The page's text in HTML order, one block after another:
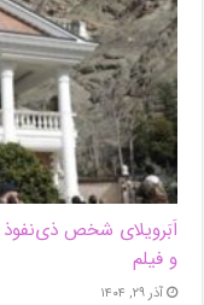
اَبَر‌ویلای شخص
و فیلم
آذر ۲۹, ۱۴۰۴